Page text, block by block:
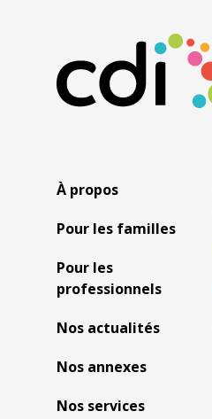
À propos
Pour les familles
Pour les
professionnels
Nos actualités
Nos annexes
Nos services